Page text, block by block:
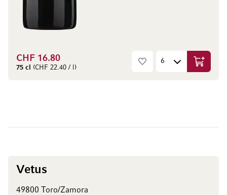
CHF 16.80
75 cl (CHF 22.40 / l)
Vetus
49800 Toro/Zamora